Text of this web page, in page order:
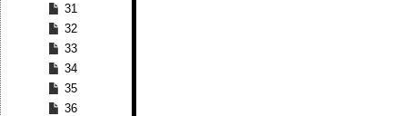
31
32
33
34
35
36